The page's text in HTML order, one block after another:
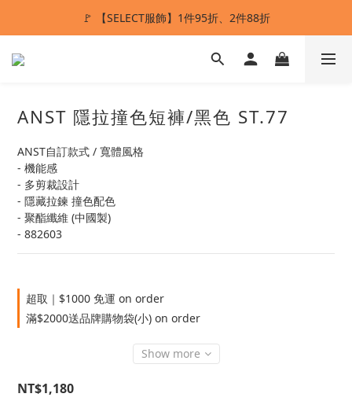
ANSTMADE｜任兩件送5%購物金💰
🚩 【SELECT服飾】1件95折、2件88折
多重好禮滿額贈🔥
ANST 隱拉撞色短褲/黑色 ST.77
ANST自訂款式 / 寬體風格
- 機能感
- 多剪裁設計
- 隱藏拉鍊 撞色配色
- 聚酯纖維 (中國製)
- 882603
超取｜$1000 免運 on order
滿$2000送品牌購物袋(小) on order
Show more
NT$1,180